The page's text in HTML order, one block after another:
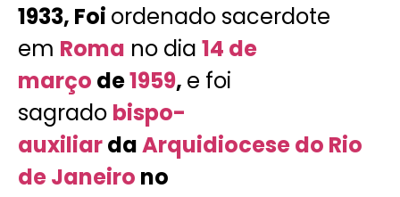
1933, Foi ordenado sacerdote
em Roma no dia 14 de
março de1959, e foi
sagrado bispo-
auxiliardaArquidiocese do Rio
de Janeiro no